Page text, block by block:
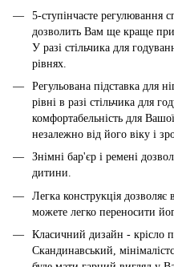
5-ступінчасте регулювання
дозволить Вам ще краще
У разі стільчика для
рівнях.
Регульована підставка для
рівні в разі стільчика для
комфортабельність для
незалежно від його віку і
Знімні бар'єр і ремені
дитини.
Легка конструкція
можете легко переносити
Класичний дизайн - крісло
Скандинавський,